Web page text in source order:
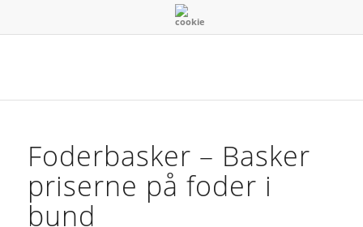
Foderbasker – Basker
priserne på foder i
bund